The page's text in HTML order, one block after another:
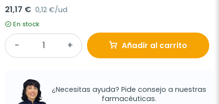
21,17 € 0,12 €/ud
En stock
Añadir al carrito
¿Necesitas ayuda? Pide consejo a nuestras
farmacéuticas.